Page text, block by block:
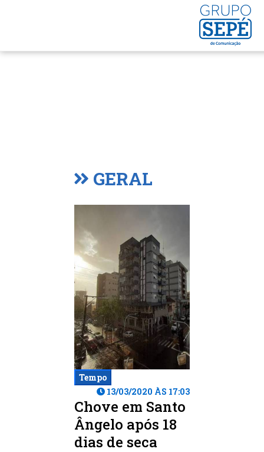
GERAL
Tempo
13/03/2020 ÀS 17:03
Chove em Santo
Ângelo após 18
dias de seca